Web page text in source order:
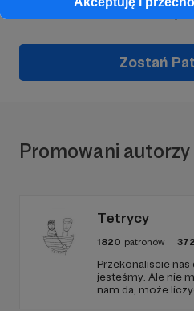
Kreski
Zostań
Promowani autorzy
Tetrycy
1820 patronów
Przekonaliście
jesteśmy. Ale nie
nam da, może